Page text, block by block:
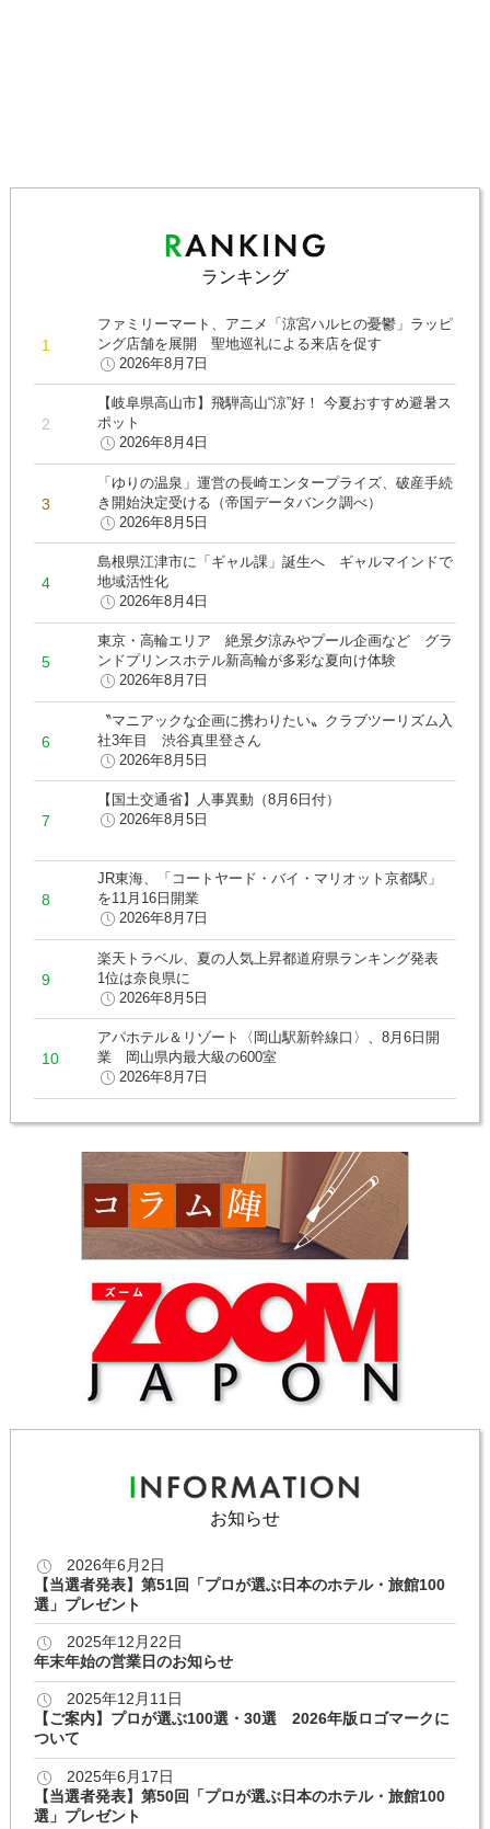
ランキング
ファミリーマート、アニメ「涼宮ハルヒの憂鬱」ラッピ
ング店舗を展開 聖地巡礼による来店を促す
2026年8月7日
【岐阜県高山市】飛騨高山“涼”好！ 今夏おすすめ避暑ス
ポット
2026年8月4日
「ゆりの温泉」運営の長崎エンタープライズ、破産手続
き開始決定受ける（帝国データバンク調べ）
2026年8月5日
島根県江津市に「ギャル課」誕生へ ギャルマインドで
地域活性化
2026年8月4日
東京・高輪エリア 絶景夕涼みやプール企画など グラ
ンドプリンスホテル新高輪が多彩な夏向け体験
2026年8月7日
〝マニアックな企画に携わりたい〟クラブツーリズム入
社3年目 渋谷真里登さん
2026年8月5日
【国土交通省】人事異動（8月6日付）
2026年8月5日
JR東海、「コートヤード・バイ・マリオット京都駅」
を11月16日開業
2026年8月7日
楽天トラベル、夏の人気上昇都道府県ランキング発表
1位は奈良県に
2026年8月5日
アパホテル＆リゾート〈岡山駅新幹線口〉、8月6日開
業 岡山県内最大級の600室
2026年8月7日
お知らせ
2026年6月2日
【当選者発表】第51回「プロが選ぶ日本のホテル・旅館100
選」プレゼント
2025年12月22日
年末年始の営業日のお知らせ
2025年12月11日
【ご案内】プロが選ぶ100選・30選 2026年版ロゴマークに
ついて
2025年6月17日
【当選者発表】第50回「プロが選ぶ日本のホテル・旅館100
選」プレゼント